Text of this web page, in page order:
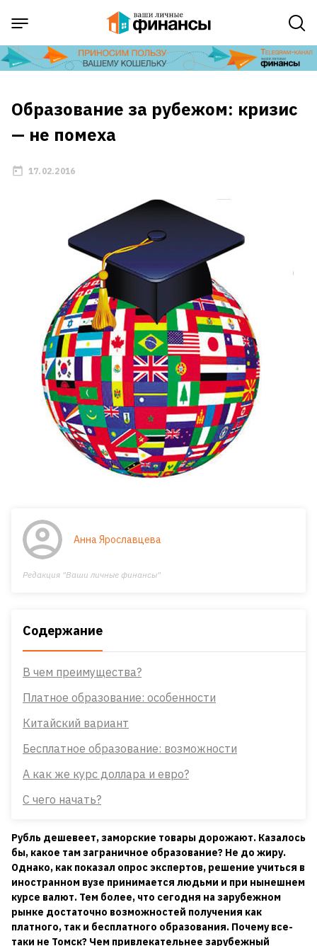
Образование за рубежом: кризис
— не помеха
17.02.2016
Анна Ярославцева
Редакция "Ваши личные финансы"
Содержание
В чем преимущества?
Платное образование: особенности
Китайский вариант
Бесплатное образование: возможности
А как же курс доллара и евро?
С чего начать?
Рубль дешевеет, заморские товары дорожают. Казалось
бы, какое там заграничное образование? Не до жиру.
Однако, как показал опрос экспертов, решение учиться в
иностранном вузе принимается людьми и при нынешнем
курсе валют. Тем более, что сегодня на зарубежном
рынке достаточно возможностей получения как
платного, так и бесплатного образования. Почему все-
таки не Томск? Чем привлекательнее зарубежный